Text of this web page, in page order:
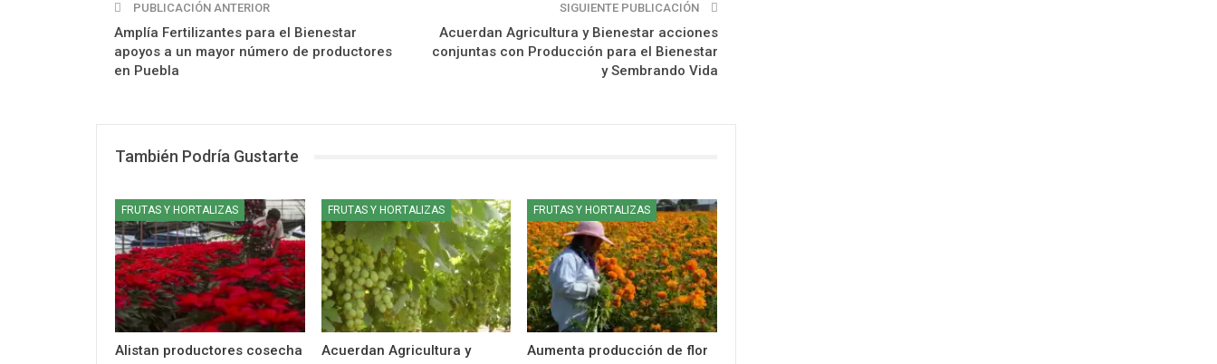
PUBLICACIÓN ANTERIOR
Amplía Fertilizantes para el Bienestar
apoyos a un mayor número de productores
en Puebla
SIGUIENTE PUBLICACIÓN
Acuerdan Agricultura y Bienestar acciones
conjuntas con Producción para el Bienestar
y Sembrando Vida
También Podría Gustarte
FRUTAS Y HORTALIZAS
Alistan productores cosecha
FRUTAS Y HORTALIZAS
Acuerdan Agricultura y
FRUTAS Y HORTALIZAS
Aumenta producción de flor